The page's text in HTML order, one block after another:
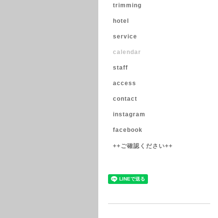
trimming
hotel
service
calendar
staff
access
contact
instagram
facebook
++ご確認ください++